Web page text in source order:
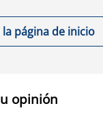
la página de inicio
opinión